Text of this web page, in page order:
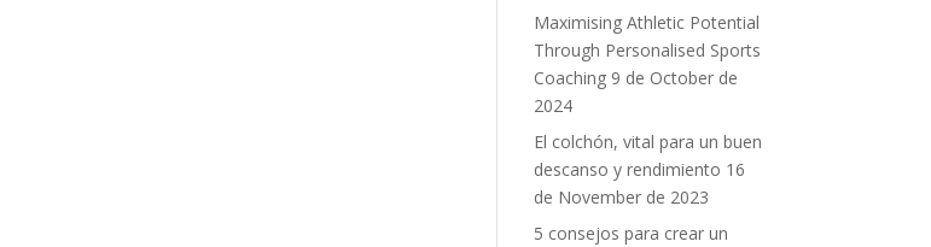
Maximising Athletic Potential
Through Personalised Sports
Coaching 9 de October de
2024
El colchón, vital para un buen
descanso y rendimiento 16
de November de 2023
5 consejos para crear un